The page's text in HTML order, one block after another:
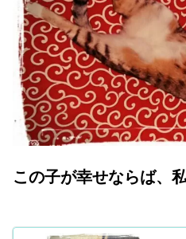
この子が幸せならば、